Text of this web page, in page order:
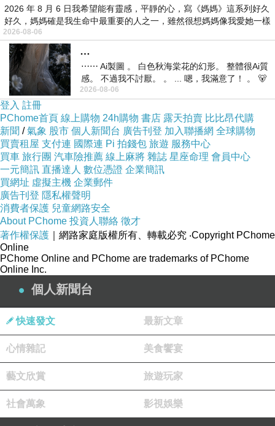
寫到這 忽然想到
三樓住所
在十八樓 應該是嚇瘋了吧
但是記得三樓妳
曾在鎖文說過
地震來了
跑也來不及了
其實想到 也是覺得可怕
我的樓層沒那麼高
但我心都要跳出來了
2026 年 8 月 6 日我希望能有靈感，平靜的心，寫《媽媽》這系列好久
好久，媽媽確是我生命中最重要的人之一，雖然很想媽媽像我愛她一樣
2026-08-06
…
⋯⋯ Ai製圖 。 白色秋海棠花的幻形。 整體很Ai質
感。 不過我不討厭。 。 ... 嗯，我滿意了！ 。 🐻
昨中
2026-08-06
登入 註冊
PChome首頁 線上購物 24h購物 書店 露天拍賣 比比昂代購
新聞 /氣象 股市 個人新聞台 廣告刊登 加入聯播網 全球購物
買賣租屋 支付連 國際連 Pi 拍錢包 旅遊 服務中心
買車 旅行團 汽車險推薦 線上麻將 雜誌 星座命理 會員中心
一元簡訊 直播達人 數位憑證 企業簡訊
買網址 虛擬主機 企業郵件
廣告刊登 隱私權聲明
消費者保護 兒童網路安全
About PChome 投資人聯絡 徵才
著作權保護 ｜網路家庭版權所有、轉載必究 ‧Copyright PChome
Online
PChome Online and PChome are trademarks of PChome
Online Inc.
個人新聞台
快速發文 最新文章
心情雜記 美食饗宴
藝文欣賞 旅遊玩家
社會萬象 影視娛樂